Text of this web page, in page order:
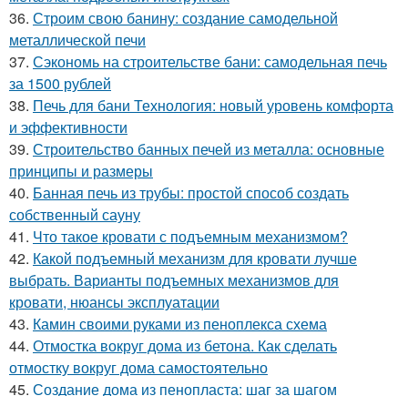
36. Строим свою банину: создание самодельной
металлической печи
37. Сэкономь на строительстве бани: самодельная печь
за 1500 рублей
38. Печь для бани Технология: новый уровень комфорта
и эффективности
39. Строительство банных печей из металла: основные
принципы и размеры
40. Банная печь из трубы: простой способ создать
собственный сауну
41. Что такое кровати с подъемным механизмом?
42. Какой подъемный механизм для кровати лучше
выбрать. Варианты подъемных механизмов для
кровати, нюансы эксплуатации
43. Камин своими руками из пеноплекса схема
44. Отмостка вокруг дома из бетона. Как сделать
отмостку вокруг дома самостоятельно
45. Создание дома из пенопласта: шаг за шагом